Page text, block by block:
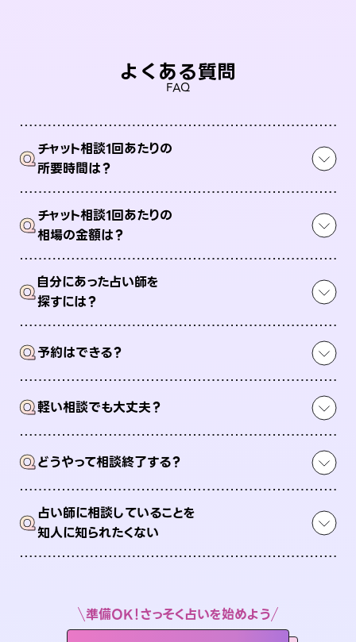
よくある質問
FAQ
Qチャット相談1回あたりの
所要時間は？
Qチャット相談1回あたりの
相場の金額は？
Q自分にあった占い師を
探すには？
Q予約はできる？
Q軽い相談でも大丈夫？
Qどうやって相談終了する？
Q占い師に相談していることを
知人に知られたくない
準備OK！さっそく占いを始めよう